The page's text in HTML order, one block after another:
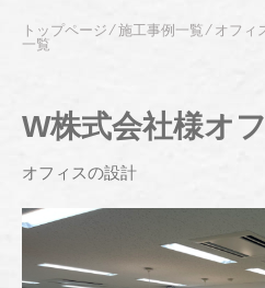
トップページ⁄施工事例一覧⁄ オフィ
一覧
W株式会社様オ
オフィスの設計